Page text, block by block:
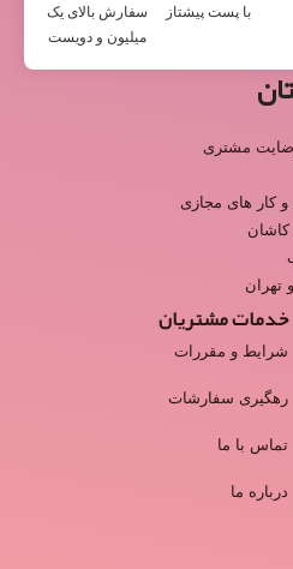
با پست پیشتاز
سفارش بالای یک
میلیون و دویست
رضایت مشتری
کار های مجازی
کاشان
تهران
خدمات مشتریان
شرایط و مقررات
رهگیری سفارشات
تماس با ما
درباره ما